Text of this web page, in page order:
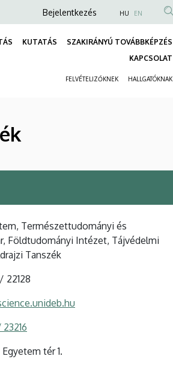
Anonim
fiók
Bejelentkezés HU EN
KUTATÁS
SZAKIRÁNYÚ TOVÁBBKÉPZÉS
KAPCSOLAT
FELVÉTELIZŐKNEK HALLGATÓKNAK
Természettudományi és
Földtudományi Intézet, Tájvédelmi
Tanszék
22128
tér 1.